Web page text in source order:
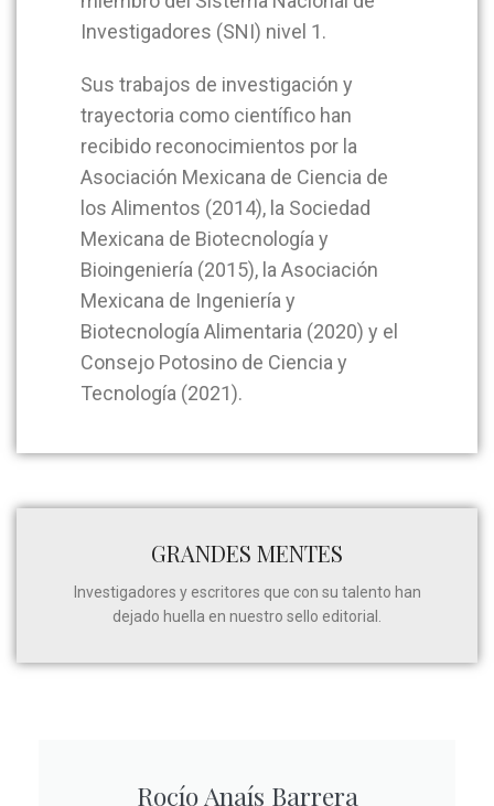
Investigadores (SNI) nivel 1.
Sus trabajos de investigación y
trayectoria como científico han
recibido reconocimientos por la
Asociación Mexicana de Ciencia de
los Alimentos (2014), la Sociedad
Mexicana de Biotecnología y
Bioingeniería (2015), la Asociación
Mexicana de Ingeniería y
Biotecnología Alimentaria (2020) y el
Consejo Potosino de Ciencia y
Tecnología (2021).
GRANDES MENTES
Investigadores y escritores que con su talento han
dejado huella en nuestro sello editorial.
Rocío Anaís Barrera